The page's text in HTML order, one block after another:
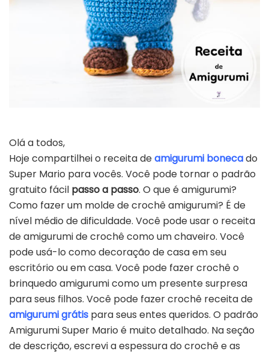
Olá a todos,
Hoje compartilhei o receita deamigurumi bonecado
Super Mario para vocês. Você pode tornar o padrão
gratuito fácil passo a passo. O que é amigurumi?
Como fazer um molde de crochê amigurumi? É de
nível médio de dificuldade. Você pode usar o receita
de amigurumi de crochê como um chaveiro. Você
pode usá-lo como decoração de casa em seu
escritório ou em casa. Você pode fazer crochê o
brinquedo amigurumi como um presente surpresa
para seus filhos. Você pode fazer crochê receita de
amigurumi grátis para seus entes queridos. O padrão
Amigurumi Super Mario é muito detalhado. Na seção
de descrição, escrevi a espessura do crochê e as